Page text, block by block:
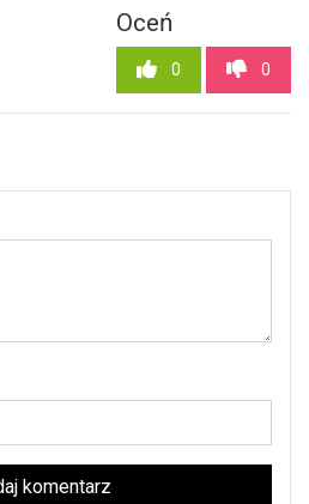
Oceń
0 0
komentarz